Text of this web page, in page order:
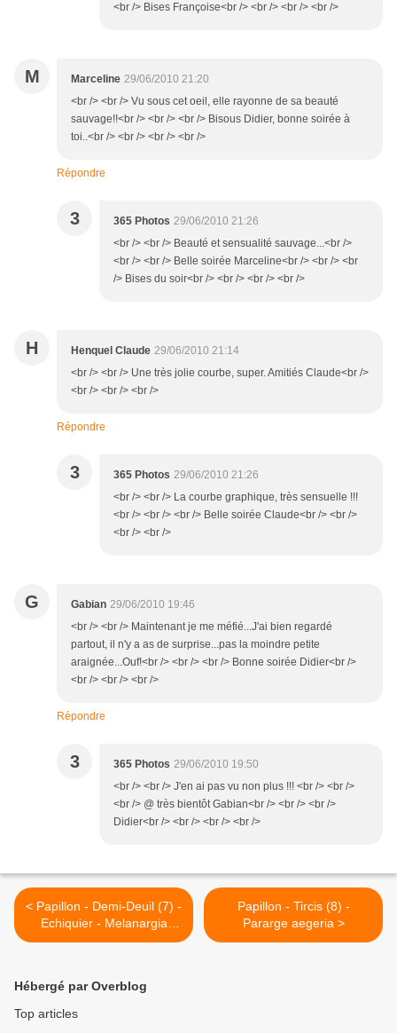
<br /> Bises Françoise<br /> <br /> <br /> <br />
M Marceline 29/06/2010 21:20
<br /> <br /> Vu sous cet oeil, elle rayonne de sa beauté
sauvage!!<br /> <br /> <br /> Bisous Didier, bonne soirée à
toi..<br /> <br /> <br /> <br />
Répondre
3 365 Photos 29/06/2010 21:26
<br /> <br /> Beauté et sensualité sauvage...<br />
<br /> <br /> Belle soirée Marceline<br /> <br /> <br
/> Bises du soir<br /> <br /> <br /> <br />
H Henquel Claude 29/06/2010 21:14
<br /> <br /> Une très jolie courbe, super. Amitiés Claude<br />
<br /> <br /> <br />
Répondre
3 365 Photos 29/06/2010 21:26
<br /> <br /> La courbe graphique, très sensuelle !!!
<br /> <br /> <br /> Belle soirée Claude<br /> <br />
<br /> <br />
G Gabian 29/06/2010 19:46
<br /> <br /> Maintenant je me méfié...J'ai bien regardé
partout, il n'y a as de surprise...pas la moindre petite
araignée...Ouf!<br /> <br /> <br /> Bonne soirée Didier<br />
<br /> <br /> <br />
Répondre
3 365 Photos 29/06/2010 19:50
<br /> <br /> J'en ai pas vu non plus !!! <br /> <br />
<br /> @ très bientôt Gabian<br /> <br /> <br />
Didier<br /> <br /> <br /> <br />
< Papillon - Demi-Deuil (7) -
Echiquier - Melanargia
galathea
Papillon - Tircis (8) -
Pararge aegeria >
Hébergé par Overblog
Top articles